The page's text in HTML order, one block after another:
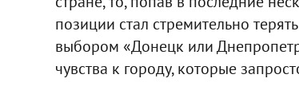
позиции стал стремительно
выбором «Донецк или
чувства к городу, которые